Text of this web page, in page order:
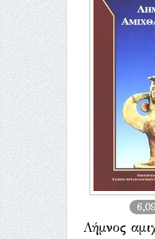
Λήμνος